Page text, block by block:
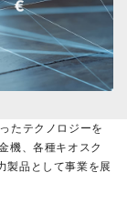
たテクノロジーを
機、各種キオスク
製品として事業を展